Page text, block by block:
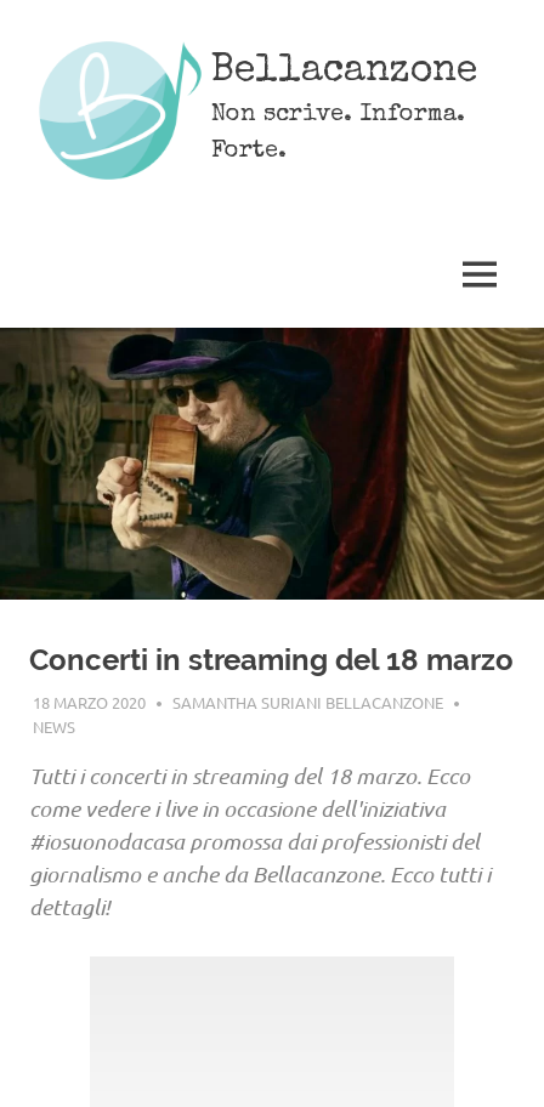
content
Bellacanzone
Non scrive. Informa.
Forte.
MENU
Concerti in streaming del 18 marzo
18 MARZO 2020
SAMANTHA SURIANI BELLACANZONE
NEWS
Tutti i concerti in streaming del 18 marzo. Ecco
come vedere i live in occasione dell'iniziativa
#iosuonodacasa promossa dai professionisti del
giornalismo e anche da Bellacanzone. Ecco tutti i
dettagli!